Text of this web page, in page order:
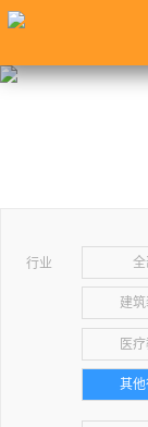
行业 全
建
医
其